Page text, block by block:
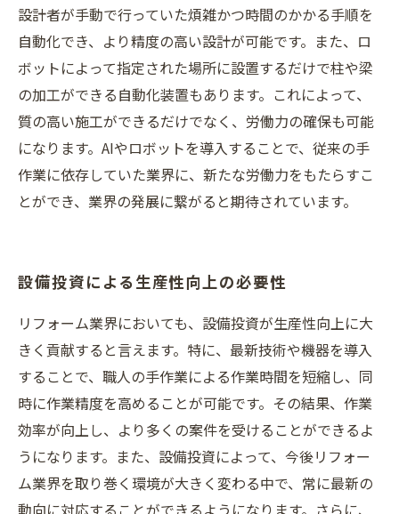
設計者が手動で行っていた煩雑かつ時間のかかる手順を
自動化でき、より精度の高い設計が可能です。また、ロ
ボットによって指定された場所に設置するだけで柱や梁
の加工ができる自動化装置もあります。これによって、
質の高い施工ができるだけでなく、労働力の確保も可能
になります。AIやロボットを導入することで、従来の手
作業に依存していた業界に、新たな労働力をもたらすこ
とができ、業界の発展に繋がると期待されています。
設備投資による生産性向上の必要性
リフォーム業界においても、設備投資が生産性向上に大
きく貢献すると言えます。特に、最新技術や機器を導入
することで、職人の手作業による作業時間を短縮し、同
時に作業精度を高めることが可能です。その結果、作業
効率が向上し、より多くの案件を受けることができるよ
うになります。また、設備投資によって、今後リフォー
ム業界を取り巻く環境が大きく変わる中で、常に最新の
動向に対応することができるようになります。さらに、